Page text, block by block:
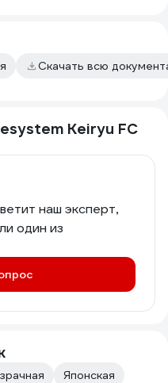
Скачать всю
Keiryu FC
наш эксперт,
один из
Японская